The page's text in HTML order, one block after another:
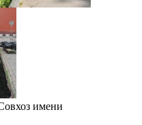
имени